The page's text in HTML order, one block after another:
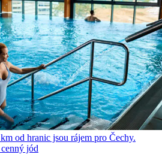
od hranic jsou rájem pro Čechy.
jód